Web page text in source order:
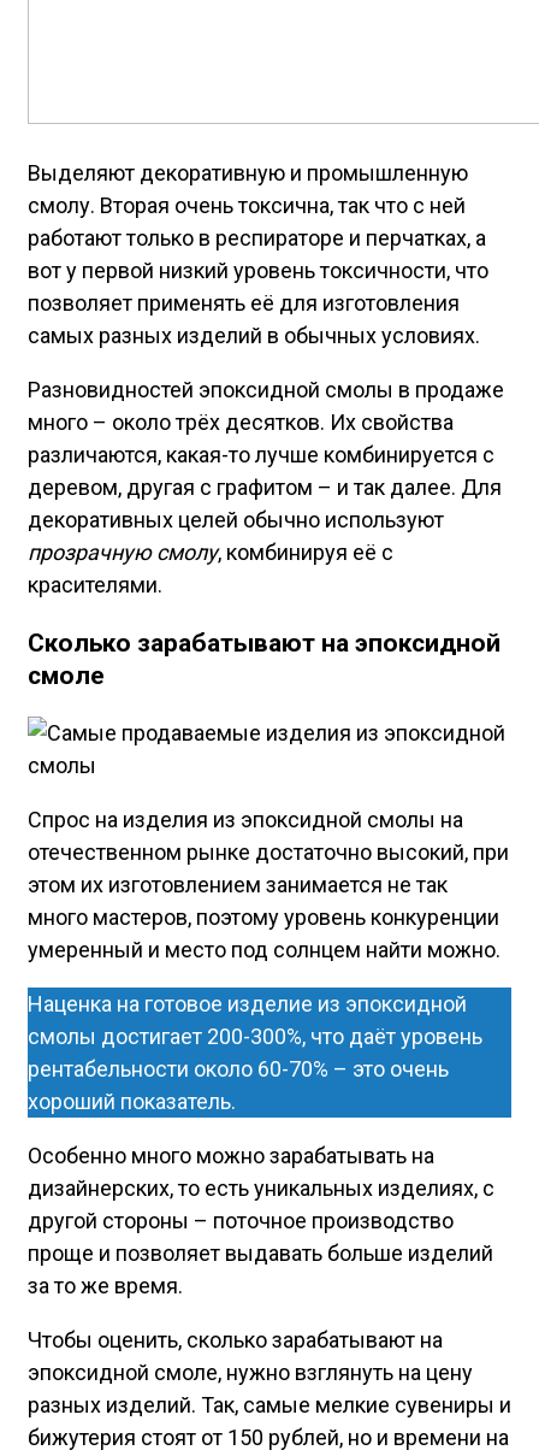
Выделяют декоративную и промышленную
смолу. Вторая очень токсична, так что с ней
работают только в респираторе и перчатках, а
вот у первой низкий уровень токсичности, что
позволяет применять её для изготовления
самых разных изделий в обычных условиях.
Разновидностей эпоксидной смолы в продаже
много – около трёх десятков. Их свойства
различаются, какая-то лучше комбинируется с
деревом, другая с графитом – и так далее. Для
декоративных целей обычно используют
прозрачную смолу, комбинируя её с
красителями.
Сколько зарабатывают на эпоксидной
смоле
Спрос на изделия из эпоксидной смолы на
отечественном рынке достаточно высокий, при
этом их изготовлением занимается не так
много мастеров, поэтому уровень конкуренции
умеренный и место под солнцем найти можно.
Наценка на готовое изделие из эпоксидной
смолы достигает 200-300%, что даёт уровень
рентабельности около 60-70% – это очень
хороший показатель.
Особенно много можно зарабатывать на
дизайнерских, то есть уникальных изделиях, с
другой стороны – поточное производство
проще и позволяет выдавать больше изделий
за то же время.
Чтобы оценить, сколько зарабатывают на
эпоксидной смоле, нужно взглянуть на цену
разных изделий. Так, самые мелкие сувениры и
бижутерия стоят от 150 рублей, но и времени на